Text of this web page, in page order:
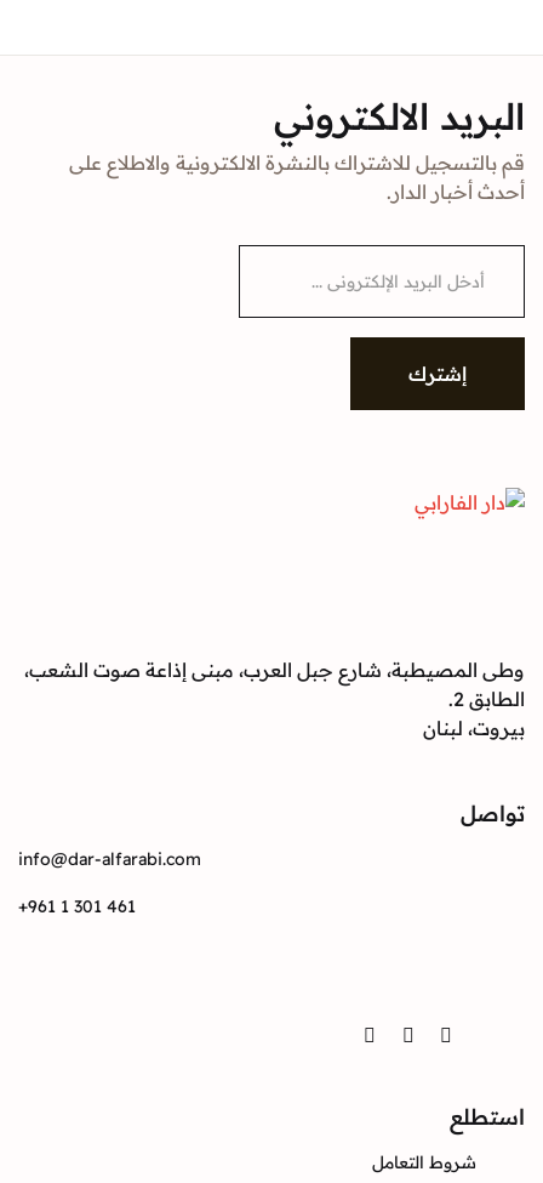
البريد الالكتروني
قم بالتسجيل للاشتراك بالنشرة الالكترونية والاطلاع على
أحدث أخبار الدار.
i
إشترك
وطى المصيطبة، شارع جبل العرب، مبنى إذاعة صوت الشعب،
الطابق 2.
بيروت، لبنان
تواصل
info@dar-alfarabi.com
+961 1 301 461
Facebook
Instagram
Twitter
استطلع
شروط التعامل